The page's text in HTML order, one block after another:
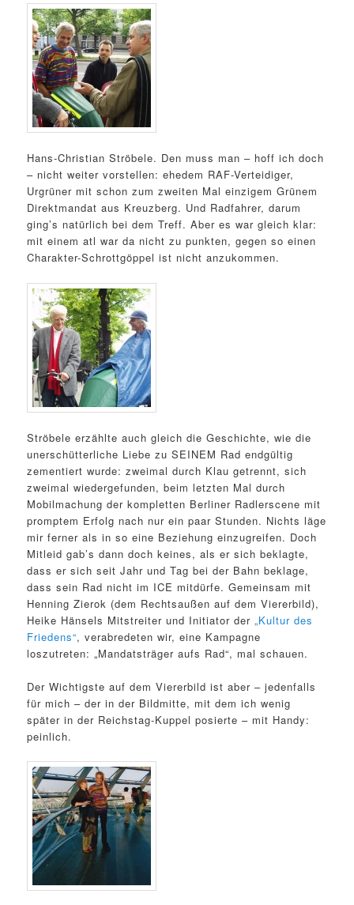
Hans-Christian Ströbele. Den muss man – hoff ich doch
– nicht weiter vorstellen: ehedem RAF-Verteidiger,
Urgrüner mit schon zum zweiten Mal einzigem Grünem
Direktmandat aus Kreuzberg. Und Radfahrer, darum
ging’s natürlich bei dem Treff. Aber es war gleich klar:
mit einem atl war da nicht zu punkten, gegen so einen
Charakter-Schrottgöppel ist nicht anzukommen.
Ströbele erzählte auch gleich die Geschichte, wie die
unerschütterliche Liebe zu SEINEM Rad endgültig
zementiert wurde: zweimal durch Klau getrennt, sich
zweimal wiedergefunden, beim letzten Mal durch
Mobilmachung der kompletten Berliner Radlerscene mit
promptem Erfolg nach nur ein paar Stunden. Nichts läge
mir ferner als in so eine Beziehung einzugreifen. Doch
Mitleid gab’s dann doch keines, als er sich beklagte,
dass er sich seit Jahr und Tag bei der Bahn beklage,
dass sein Rad nicht im ICE mitdürfe. Gemeinsam mit
Henning Zierok (dem Rechtsaußen auf dem Viererbild),
Heike Hänsels Mitstreiter und Initiator der„Kultur des
Friedens“, verabredeten wir, eine Kampagne
loszutreten: „Mandatsträger aufs Rad“, mal schauen.
Der Wichtigste auf dem Viererbild ist aber – jedenfalls
für mich – der in der Bildmitte, mit dem ich wenig
später in der Reichstag-Kuppel posierte – mit Handy:
peinlich.